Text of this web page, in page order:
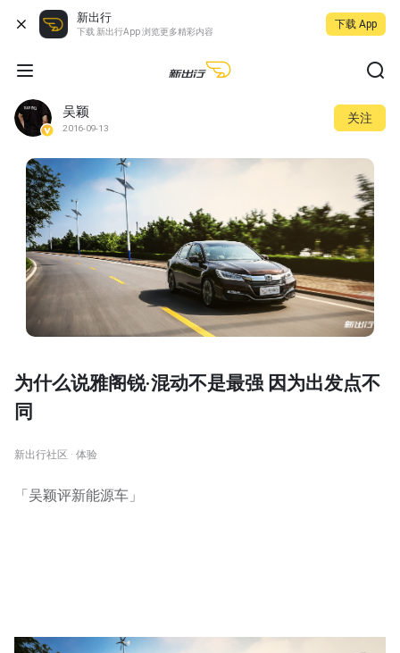
新出行
下载 新出行App 浏览更多精彩内容
下载 App
吴颖
2016-09-13
关注
为什么说雅阁锐·混动不是最强 因为出发点不
同
新出行社区 · 体验
「吴颖评新能源车」